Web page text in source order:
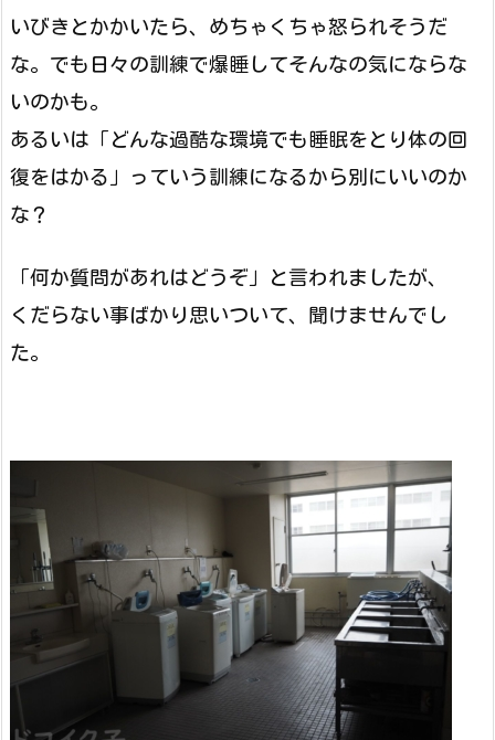
いびきとかかいたら、めちゃくちゃ怒られそうだ
な。でも日々の訓練で爆睡してそんなの気にならな
いのかも。
あるいは「どんな過酷な環境でも睡眠をとり体の回
復をはかる」っていう訓練になるから別にいいのか
な？
「何か質問があれはどうぞ」と言われましたが、
くだらない事ばかり思いついて、聞けませんでし
た。